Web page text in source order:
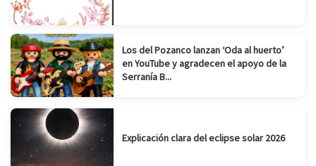
Los del Pozanco lanzan ‘Oda al huerto’
en YouTube y agradecen el apoyo de la
Serranía B...
Explicación clara del eclipse solar 2026